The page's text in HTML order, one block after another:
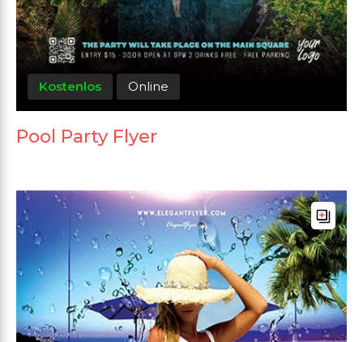
Kostenlos Online
Pool Party Flyer